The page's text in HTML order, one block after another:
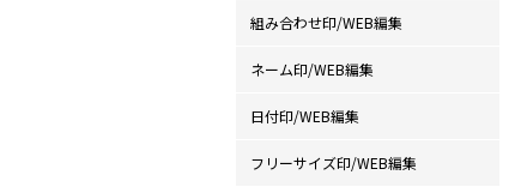
組み合わせ印/WEB編集
ネーム印/WEB編集
日付印/WEB編集
フリーサイズ印/WEB編集